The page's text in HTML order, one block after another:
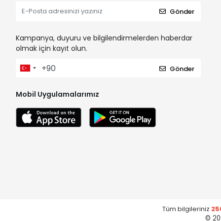
Gönder
Kampanya, duyuru ve bilgilendirmelerden haberdar
olmak için kayıt olun.
Gönder
Mobil Uygulamalarımız
Tüm bilgileriniz
©